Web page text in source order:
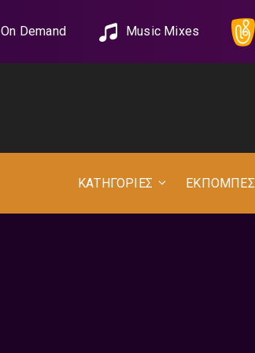
On Demand Music Mixes
ΚΑΤΗΓΟΡΙΕΣ ΕΚΠΟΜΠΕΣ